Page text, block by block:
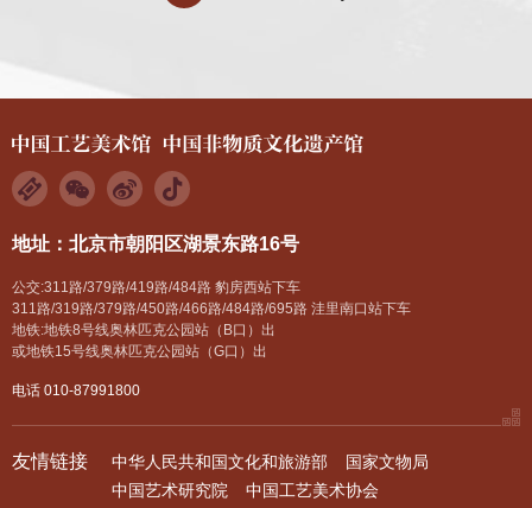
地址：北京市朝阳区湖景东路16号
公交:311路/379路/419路/484路 豹房西站下车
311路/319路/379路/450路/466路/484路/695路 洼里南口站下车
地铁:地铁8号线奥林匹克公园站（B口）出
或地铁15号线奥林匹克公园站（G口）出
电话 010-87991800
友情链接 中华人民共和国文化和旅游部
国家文物局
中国艺术研究院
中国工艺美术协会